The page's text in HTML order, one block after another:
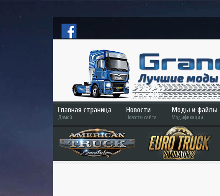
Главная страница
Домой
Новости
Новости сайта
Моды и файлы
Модификации
ETS 2
ATS